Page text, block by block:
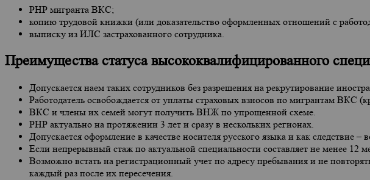
РНР мигранта ВКС;
копию трудовой книжки (или доказательство оформленных отношений с
выписку из ИЛС застрахованного сотрудника.
Преимущества статуса высококвалифицированного
Допускается наем таких сотрудников без разрешения на рекрутирование
Работодатель освобождается от уплаты страховых взносов по мигрантам ВКС
ВКС и члены их семей могут получить ВНЖ по упрощенной схеме.
РНР актуально на протяжении 3 лет и сразу в нескольких регионах.
Допускается оформление в качестве носителя русского языка и как следствие
Если непрерывный стаж по актуальной специальности составляет не менее 12
Возможно встать на регистрационный учет по адресу пребывания и не
каждый раз после их пересечения.